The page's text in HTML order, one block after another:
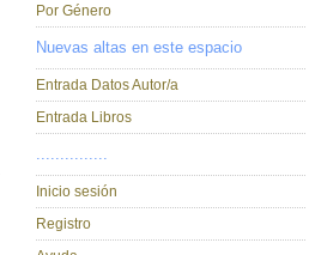
Por Género
Nuevas altas en este espacio
Entrada Datos Autor/a
Entrada Libros
...............
Inicio sesión
Registro